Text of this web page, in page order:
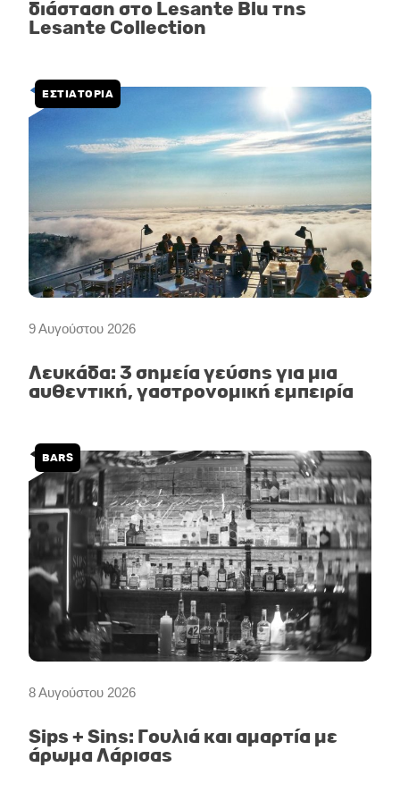
διάσταση στο Lesante Blu της
Lesante Collection
9 Αυγούστου 2026
ΕΣΤΙΑΤΟΡΙΑ
Λευκάδα: 3 σημεία γεύσης για μια
αυθεντική, γαστρονομική εμπειρία
8 Αυγούστου 2026
BARS
Sips + Sins: Γουλιά και αμαρτία με
άρωμα Λάρισας